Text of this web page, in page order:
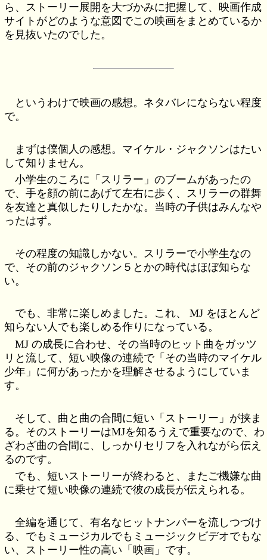
ら、ストーリー展開を大づかみに把握して、映画作成
サイトがどのような意図でこの映画をまとめているか
を見抜いたのでした。
というわけで映画の感想。ネタバレにならない程度
で。
まずは僕個人の感想。マイケル・ジャクソンはたい
して知りません。
小学生のころに「スリラー」のブームがあったの
で、手を顔の前にあげて左右に歩く、スリラーの群舞
を友達と真似したりしたかな。当時の子供はみんなや
ったはず。
その程度の知識しかない。スリラーで小学生なの
で、その前のジャクソン５とかの時代はほぼ知らな
い。
でも、非常に楽しめました。これ、 MJ をほとんど
知らない人でも楽しめる作りになっている。
MJ の成長に合わせ、その当時のヒット曲をガッツ
リと流して、短い映像の連続で「その当時のマイケル
少年」に何があったかを理解させるようにしていま
す。
そして、曲と曲の合間に短い「ストーリー」が挟ま
る。そのストーリーはMJを知るうえで重要なので、わ
ざわざ曲の合間に、しっかりセリフを入れながら伝え
るのです。
でも、短いストーリーが終わると、またご機嫌な曲
に乗せて短い映像の連続で彼の成長が伝えられる。
全編を通じて、有名なヒットナンバーを流しつづけ
る、でもミュージカルでもミュージックビデオでもな
い、ストーリー性の高い「映画」です。